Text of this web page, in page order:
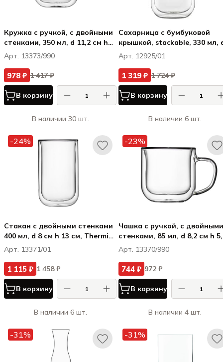
Кружка с ручкой, с двойными
стенками, 350 мл, d 11,2 см h
10,6 см, Thermic Glass
Арт. 13373/990
978 ₽ 1 417 ₽
В корзину
В наличии 30 шт.
Сахарница с бумбуковой
крышкой, stackable, 330 мл,
см h 10,3 см, Thermic Glass
Арт. 12925/01
1 319 ₽ 1 724 ₽
В корзину
В наличии 6 шт.
-24%
Стакан с двойными стенками
400 мл, d 8 см h 13 см, Thermic
Glass
Арт. 13371/01
1 115 ₽ 1 458 ₽
В корзину
В наличии 6 шт.
-23%
Чашка с ручкой, с двойными
стенками, 85 мл, d 8,2 см h
см, Thermic Glass
Арт. 13370/990
744 ₽ 972 ₽
В корзину
В наличии 4 шт.
-31% -31%